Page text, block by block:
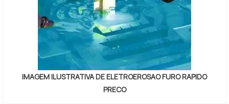
IMAGEM ILUSTRATIVA DE ELETROEROSAO FURO RAPIDO
PRECO